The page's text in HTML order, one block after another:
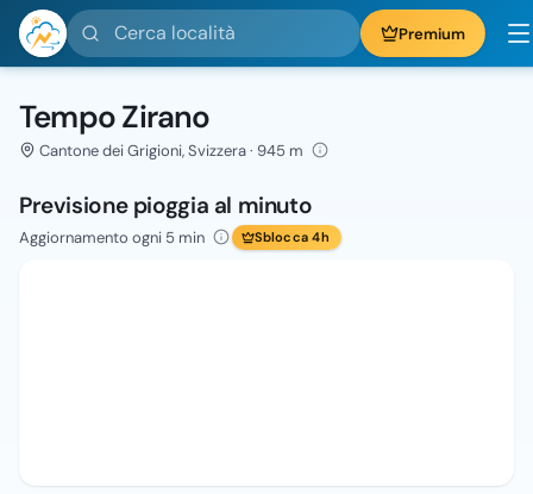
Cerca località Premium
Tempo Zirano
Cantone dei Grigioni, Svizzera · 945 m
Previsione pioggia al minuto
Aggiornamento ogni 5 min Sblocca 4h